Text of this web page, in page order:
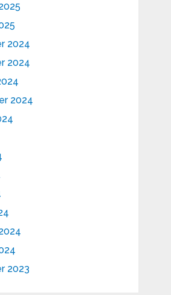
2024
2024
2024
2023